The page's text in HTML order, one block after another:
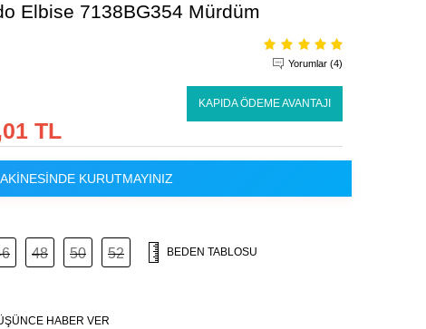
Elbise 7138BG354 Mürdüm
Yorumlar (4)
KAPIDA ÖDEME AVANTAJI
TL
KURUTMAYINIZ
48 50 52 BEDEN TABLOSU
HABER VER